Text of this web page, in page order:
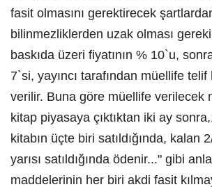
fasit olmasını gerektirecek
bilinmezliklerden uzak olması
baskıda üzeri fiyatının % 10`u,
7`si, yayıncı tarafından müellife telif
verilir. Buna göre müellife verilecek
kitap piyasaya çıktıktan iki ay
kitabın üçte biri satıldığında, kalan
yarısı satıldığında ödenir..." gibi
maddelerinin her biri akdi fasit